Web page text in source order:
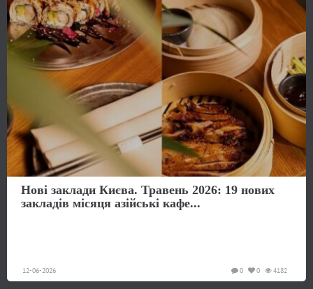
Нові заклади Києва. Травень 2026: 19 нових
закладів місяця азійські кафе...
12-06-2026 4182
0
0